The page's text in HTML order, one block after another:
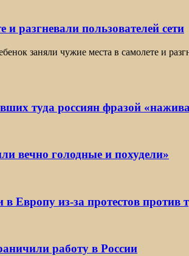
разгневали пользователей сети
заняли чужие места в самолете и
туда россиян фразой
вечно голодные и похудели»
Европу из-за протестов против
работу в России